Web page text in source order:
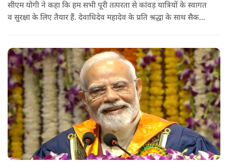
सीएम योगी ने कहा कि हम सभी पूरी तत्परता से कांवड़ यात्रियों के स्वागत
व सुरक्षा के लिए तैयार हैं. देवाधिदेव महादेव के प्रति श्रद्धा के साथ सैकड़ों
पात, क्षेत्र व प्रांत की सीमाओं से ऊपर उठकर उनकी हर श्वांस शिव के नाम
है.